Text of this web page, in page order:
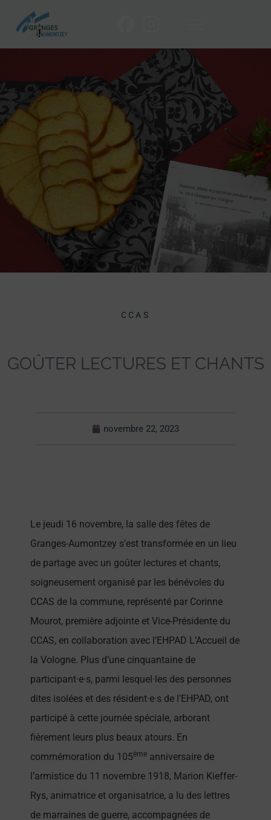
CCAS
GOÛTER LECTURES ET CHANTS
novembre 22, 2023
Le jeudi 16 novembre, la salle des fêtes de
Granges-Aumontzey s’est transformée en un lieu
de partage avec un goûter lectures et chants,
soigneusement organisé par les bénévoles du
CCAS de la commune, représenté par Corinne
Mourot, première adjointe et Vice-Présidente du
CCAS, en collaboration avec l’EHPAD L’Accueil de
la Vologne. Plus d’une cinquantaine de
participant·e·s, parmi lesquel·les des personnes
dites isolées et des résident·e·s de l’EHPAD, ont
participé à cette journée spéciale, arborant
fièrement leurs plus beaux atours. En
commémoration du 105èmeanniversaire de
l’armistice du 11 novembre 1918, Marion Kieffer-
Rys, animatrice et organisatrice, a lu des lettres
de marraines de guerre, accompagnées de